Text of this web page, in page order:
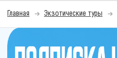
Главная Экзотические туры